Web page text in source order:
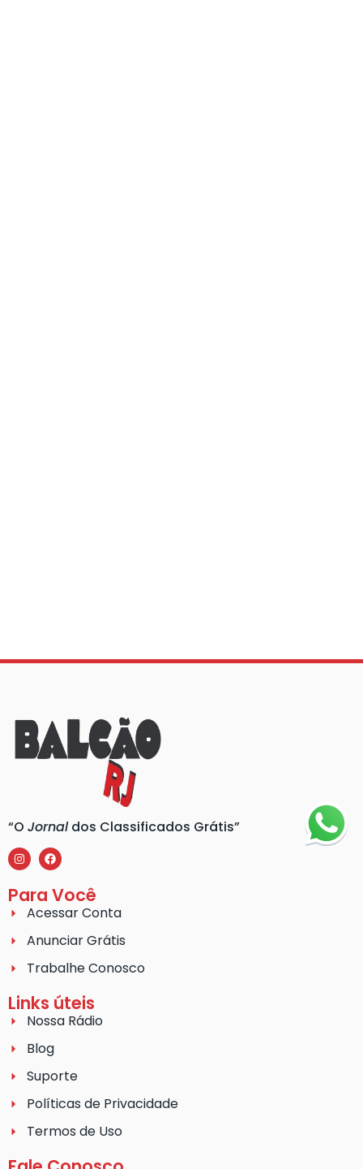
“O Jornaldos Classificados Grátis”
Para Você
Acessar Conta
Anunciar Grátis
Trabalhe Conosco
Links úteis
Nossa Rádio
Blog
Suporte
Políticas de Privacidade
Termos de Uso